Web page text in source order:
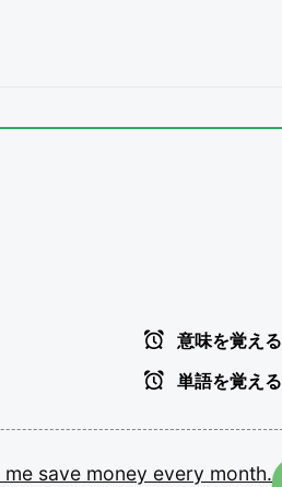
意味を覚える
単語を覚える
me save money every month.